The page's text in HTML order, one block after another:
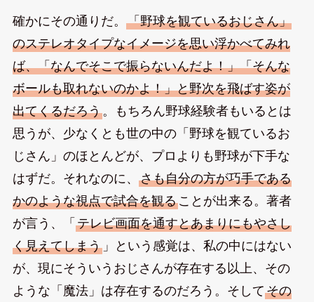
確かにその通りだ。 「野球を観ているおじさん」
のステレオタイプなイメージを思い浮かべてみれ
ば、「なんでそこで振らないんだよ！」「そんな
ボールも取れないのかよ！」と野次を飛ばす姿が
出てくるだろう。もちろん野球経験者もいるとは
思うが、少なくとも世の中の「野球を観ているお
じさん」のほとんどが、プロよりも野球が下手な
はずだ。それなのに、 さも自分の方が巧手である
かのような視点で試合を観ることが出来る。著者
が言う、「 テレビ画面を通すとあまりにもやさし
く見えてしまう」という感覚は、私の中にはない
が、現にそういうおじさんが存在する以上、その
ような「魔法」は存在するのだろう。そしてその